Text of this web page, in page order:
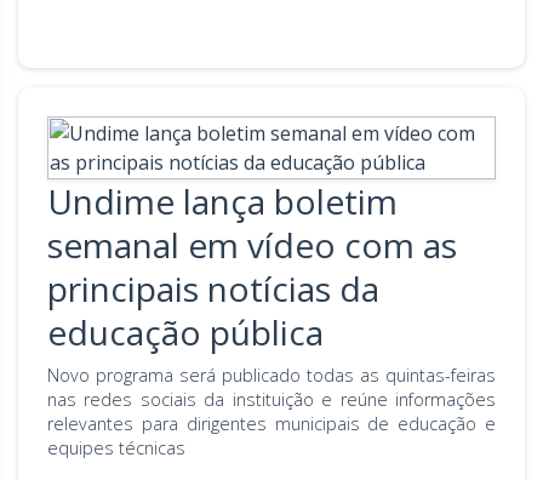
Undime lança boletim
semanal em vídeo com as
principais notícias da
educação pública
Novo programa será publicado todas as quintas-feiras
nas redes sociais da instituição e reúne informações
relevantes para dirigentes municipais de educação e
equipes técnicas